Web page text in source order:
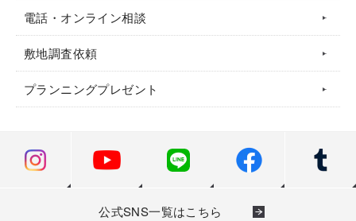
電話・オンライン相談
敷地調査依頼
プランニングプレゼント
公式SNS一覧はこちら